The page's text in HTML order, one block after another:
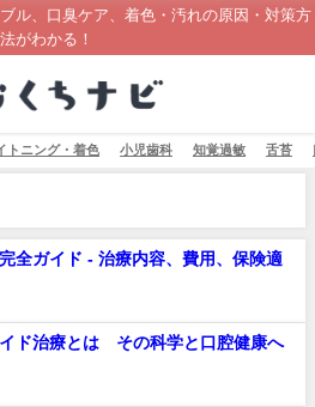
ル、口臭ケア、着色・汚れの原因・対策方
法がわかる！
トニング・着色 小児歯科 知覚過敏 舌苔
全ガイド - 治療内容、費用、保険適
ド治療とは その科学と口腔健康へ